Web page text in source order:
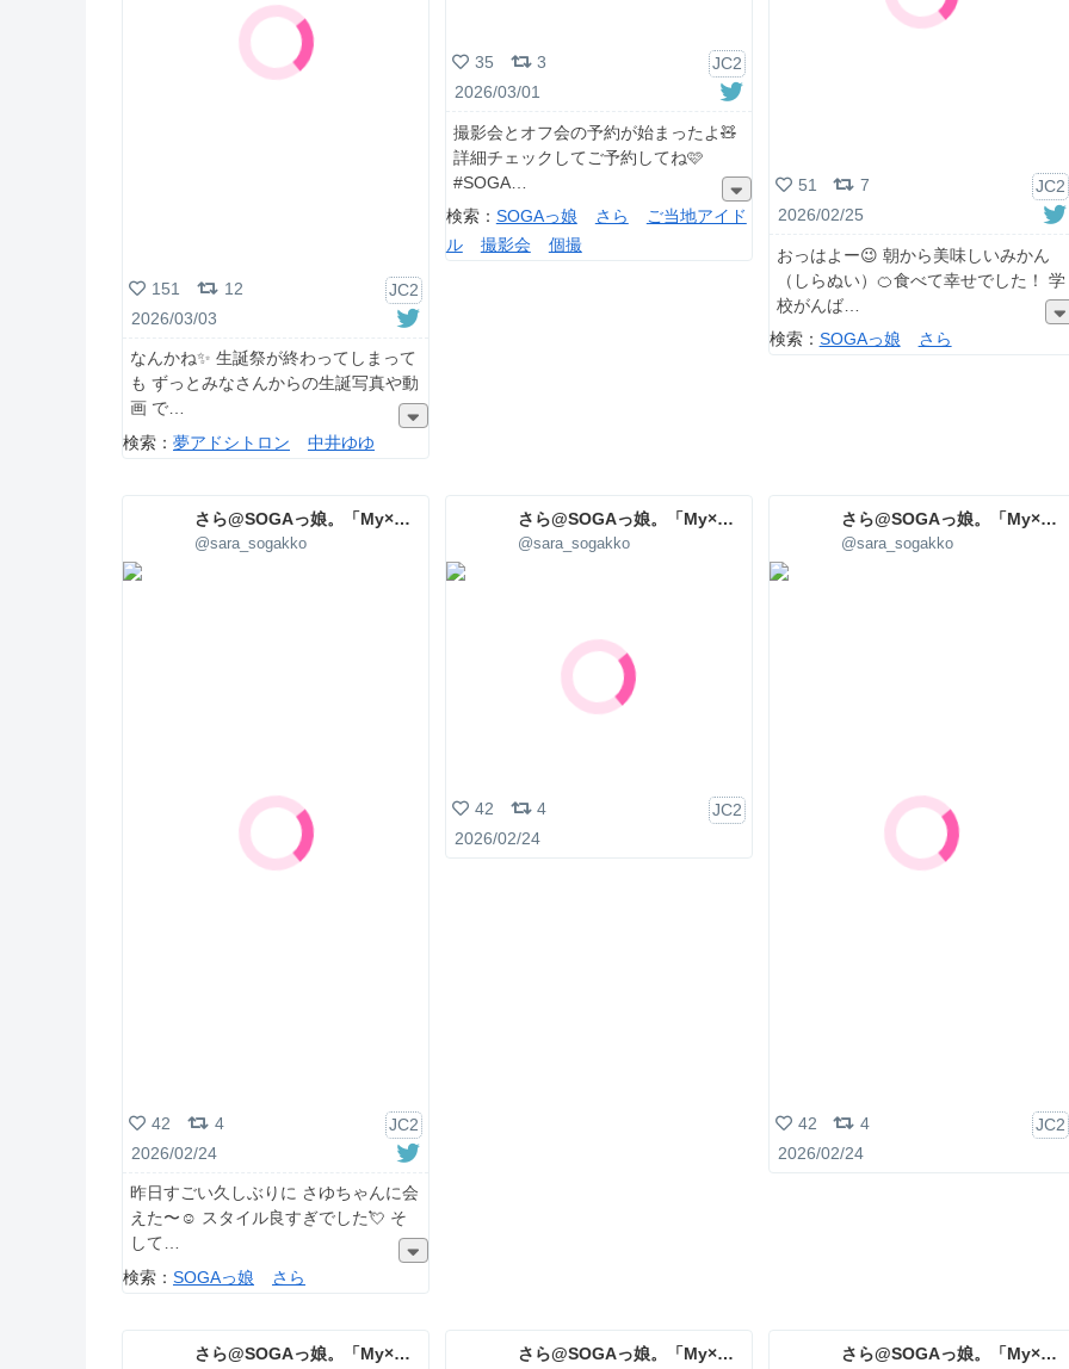
151 12
JC2
2026/03/03
なんかね✨ 生誕祭が終わってしまって
も ずっとみなさんからの生誕写真や動
画 で
検索： 夢アドシトロン 中井ゆゆ
35 3
JC2
2026/03/01
撮影会とオフ会の予約が始まったよ🧸
詳細チェックしてご予約してね🩷
#SOGA
検索： SOGAっ娘 さら
ご当地アイド
ル
撮影会 個撮
51 7
JC2
2026/02/25
おっはよー😉 朝から美味しいみかん
（しらぬい）🍊食べて幸せでした！ 学
校がんば
検索： SOGAっ娘 さら
さら@SOGAっ娘。「My×Sis」
@sara_sogakko
42 4
JC2
2026/02/24
昨日すごい久しぶりに さゆちゃんに会
えた〜☺️ スタイル良すぎでした💘 そ
して
検索： SOGAっ娘 さら
さら@SOGAっ娘。「My×Sis」
@sara_sogakko
42 4
JC2
2026/02/24
さら@SOGAっ娘。「My×Sis」
@sara_sogakko
42 4
JC2
2026/02/24
さら@SOGAっ娘。「My×Sis」 さら@SOGAっ娘。「My×Sis」 さら@SOGAっ娘。「My×Sis」